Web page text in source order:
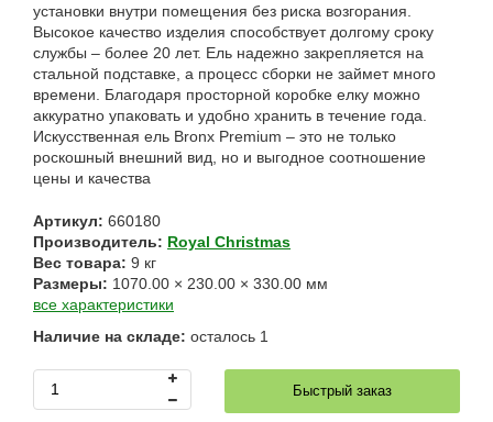
установки внутри помещения без риска возгорания.
Высокое качество изделия способствует долгому сроку
службы – более 20 лет. Ель надежно закрепляется на
стальной подставке, а процесс сборки не займет много
времени. Благодаря просторной коробке елку можно
аккуратно упаковать и удобно хранить в течение года.
Искусственная ель Bronx Premium – это не только
роскошный внешний вид, но и выгодное соотношение
цены и качества
Артикул: 660180
Производитель: Royal Christmas
Вес товара: 9 кг
Размеры: 1070.00 × 230.00 × 330.00 мм
все характеристики
Наличие на складе: осталось 1
Быстрый заказ